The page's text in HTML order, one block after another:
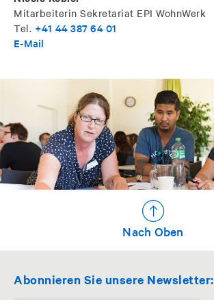
Mitarbeiterin Sekretariat EPI WohnWerk
Tel. +41 44 387 64 01
E-Mail
Nach Oben
Abonnieren Sie unsere Newsletter: